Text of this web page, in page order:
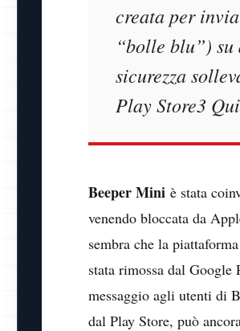
creata per
“bolle blu”)
sicurezza
Play Store3
Beeper Mini è stata
venendo bloccata da
sembra che la
stata rimossa dal
messaggio agli utenti di
dal Play Store, può